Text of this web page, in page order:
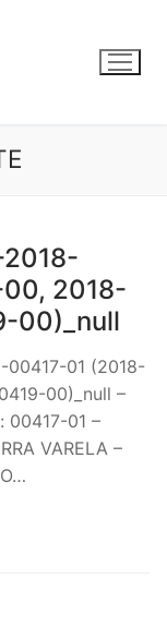
2018-
00)_null
00417-01 (2018-
00)_null –
00417-01 –
VARELA –